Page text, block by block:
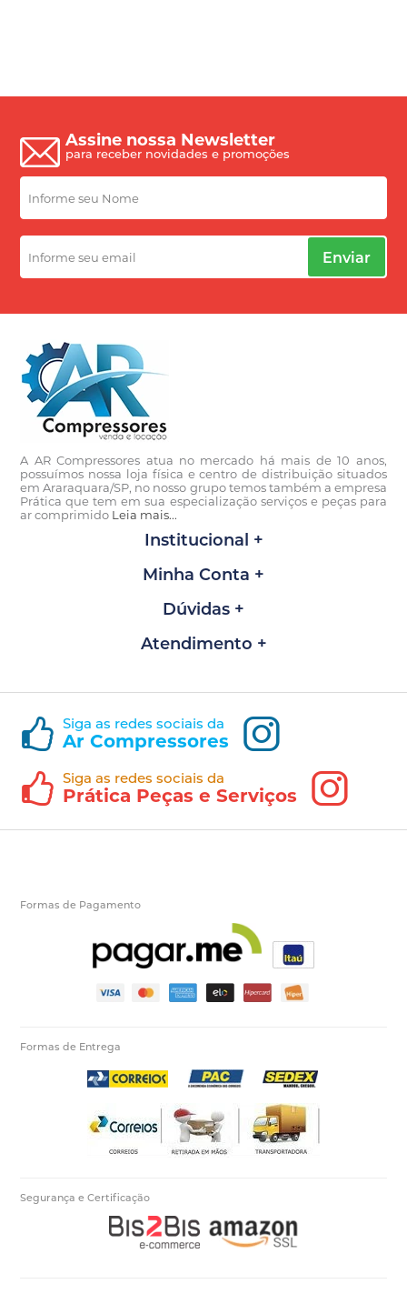
Assine nossa Newsletter
para receber novidades e promoções
Enviar
A AR Compressores atua no mercado há mais de 10 anos,
possuímos nossa loja física e centro de distribuição situados
em Araraquara/SP, no nosso grupo temos também a empresa
Prática que tem em sua especialização serviços e peças para
ar comprimido Leia mais...
Institucional
Minha Conta
Dúvidas
Atendimento
Siga as redes sociais da
Ar Compressores
Siga as redes sociais da
Prática Peças e Serviços
Formas de Pagamento
Formas de Entrega
Segurança e Certificação